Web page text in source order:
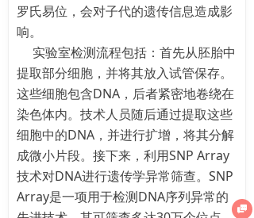
罗氏易位，会对子代的遗传信息造成影
响。
实验室检测流程包括：首先从胚胎中
提取部分细胞，并将其放入试管保存。
这些细胞包含DNA，后者紧密地卷绕在
染色体内。技术人员随后通过提取这些
细胞中的DNA，并进行扩增，将其分解
成微小片段。接下来，利用SNP Array
技术对DNA进行遗传学异常筛查。SNP
Array是一项用于检测DNA序列异常的
